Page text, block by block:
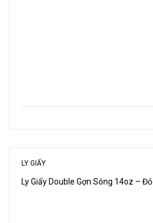
LY GIẤY
Ly Giấy Double Gợn Sóng 14oz – Đỏ